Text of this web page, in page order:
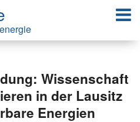
Wissenschaft
in der Lausitz
Energien